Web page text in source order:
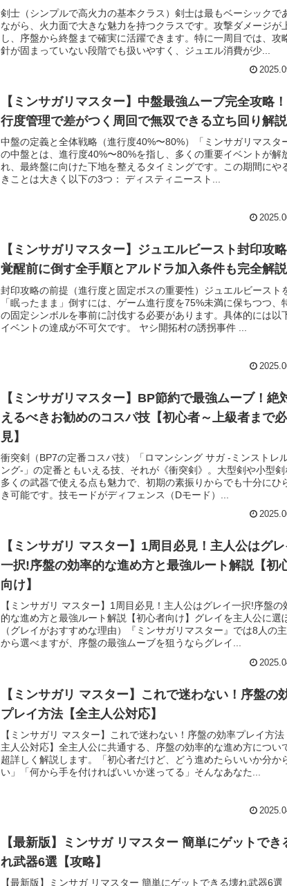
剣士（シンプルで高火力の基本クラス）剣士は最もベーシックで
ながら、火力面で大きな魅力を持つクラスです。攻撃ダメージが
し、序盤から終盤まで確実に活躍できます。特に一周目では、攻
針が固まっていない段階でも扱いやすく、ジュエル消費が少...
【ミンサガリマスター】中盤最強ムーブ完全攻略
行度管理で差がつく周回で無双できる立ち回り解説
中盤の定義と全体戦略（進行度40%〜80%）「ミンサガリマスタ
の中盤とは、進行度40%〜80%を指し、多くの重要イベントが解
れ、最終盤に向けた下地を整えるタイミングです。この期間にや
きことは大きく以下の3つ： ディスティニースト...
【ミンサガリマスター】ジュエルビースト封印攻略
覚醒前に倒す全手順とアルドラ加入条件も完全解説
封印攻略の前提（進行度と固定ボスの重要性）ジュエルビースト
「眠ったまま」倒すには、ゲーム進行度を75%未満に保ちつつ、
の固定シンボルを事前に討伐する必要があります。具体的には以
イベントの達成が不可欠です。 ヤシ開拓村の誘拐事件 ...
【ミンサガリマスター】BP節約で最強ムーブ！絶
えるべきお勧めのコスパ技【初心者～上級者まで必
見】
衝突剣（BP7の定番コスパ技）「ロマンシング サガ -ミンストレ
ング-」の定番ともいえる技、それが《衝突剣》。大型剣や小型
多くの武器で使える点も魅力で、初期の素振りからでも十分にひ
き可能です。技モードがディフェンス（Dモード）...
【ミンサガリ マスター】1周目必見！主人公はグレ
一択!序盤の効率的な進め方と最強ルート解説【初
向け】
【ミンサガリ マスター】1周目必見！主人公はグレイ一択!序盤の
的な進め方と最強ルート解説【初心者向け】グレイを主人公に選
（グレイがおすすめな理由）『ミンサガリマスター』では8人の
から選べますが、序盤の最強ムーブを狙うならグレイ...
【ミンサガリ マスター】これで迷わない！序盤の
プレイ方法【全主人公対応】
【ミンサガリ マスター】これで迷わない！序盤の効率プレイ方法
主人公対応】全主人公に共通する、序盤の効率的な進め方につい
超詳しく解説します。「初心者だけど、どう進めたらいいか分か
い」「何から手を付ければいいか迷ってる」そんなあなた...
【最新版】ミンサガ リマスター 簡単にゲットでき
れ武器6選【攻略】
【最新版】ミンサガ リマスター 簡単にゲットできる壊れ武器6選